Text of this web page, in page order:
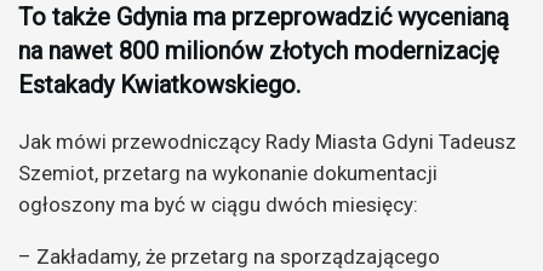
To także Gdynia ma przeprowadzić wycenianą
na nawet 800 milionów złotych modernizację
Estakady Kwiatkowskiego.
Jak mówi przewodniczący Rady Miasta Gdyni Tadeusz
Szemiot, przetarg na wykonanie dokumentacji
ogłoszony ma być w ciągu dwóch miesięcy:
– Zakładamy, że przetarg na sporządzającego